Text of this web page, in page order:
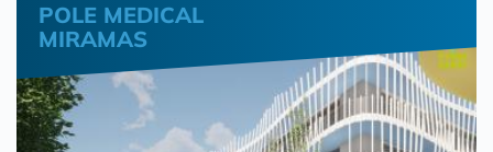
POLE MEDICAL
MIRAMAS